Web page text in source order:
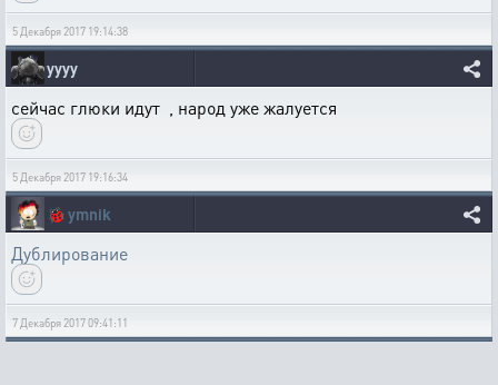
5 Декабря 2017 19:14:38
yyyy
сейчас глюки идут , народ уже жалуется
5 Декабря 2017 19:16:34
🐞 ymnik
Дублирование
7 Декабря 2017 09:41:11